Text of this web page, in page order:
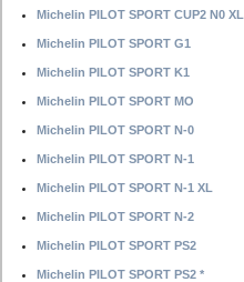
Michelin PILOT SPORT CUP2 N0 XL
Michelin PILOT SPORT G1
Michelin PILOT SPORT K1
Michelin PILOT SPORT MO
Michelin PILOT SPORT N-0
Michelin PILOT SPORT N-1
Michelin PILOT SPORT N-1 XL
Michelin PILOT SPORT N-2
Michelin PILOT SPORT PS2
Michelin PILOT SPORT PS2 *